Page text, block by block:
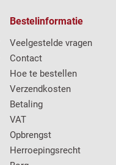
Bestelinformatie
Veelgestelde vragen
Contact
Hoe te bestellen
Verzendkosten
Betaling
VAT
Opbrengst
Herroepingsrecht